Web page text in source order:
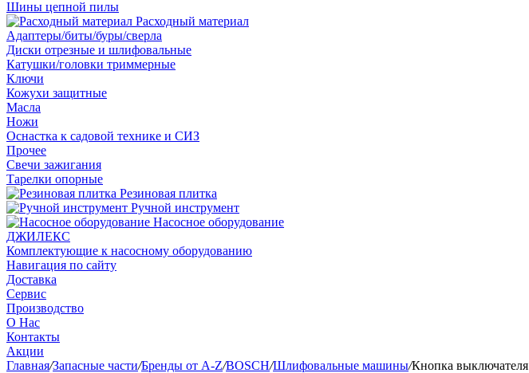
Шины цепной пилы
Расходный материал
Адаптеры/биты/буры/сверла
Диски отрезные и шлифовальные
Катушки/головки триммерные
Ключи
Кожухи защитные
Масла
Ножи
Оснастка к садовой технике и СИЗ
Прочее
Свечи зажигания
Тарелки опорные
Резиновая плитка
Ручной инструмент
Насосное оборудование
ДЖИЛЕКС
Комплектующие к насосному оборудованию
Навигация по сайту
Доставка
Сервис
Производство
О Нас
Контакты
Акции
Главная/Запасные части/Бренды от A-Z/BOSCH/Шлифовальные машины/Кнопка выключателя